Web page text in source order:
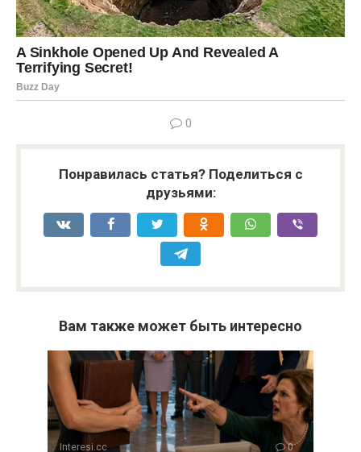
0
Понравилась статья? Поделиться с
друзьями:
Вам также может быть интересно
Interesi.cc 0